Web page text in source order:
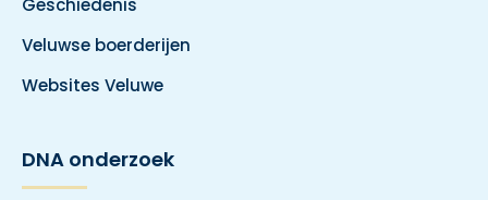
Geschiedenis
Veluwse boerderijen
Websites Veluwe
DNA onderzoek